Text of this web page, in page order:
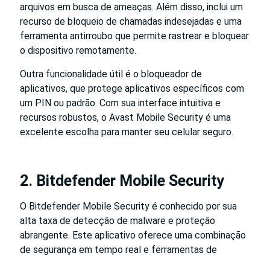
arquivos em busca de ameaças. Além disso, inclui um
recurso de bloqueio de chamadas indesejadas e uma
ferramenta antirroubo que permite rastrear e bloquear
o dispositivo remotamente.
Outra funcionalidade útil é o bloqueador de
aplicativos, que protege aplicativos específicos com
um PIN ou padrão. Com sua interface intuitiva e
recursos robustos, o Avast Mobile Security é uma
excelente escolha para manter seu celular seguro.
2. Bitdefender Mobile Security
O Bitdefender Mobile Security é conhecido por sua
alta taxa de detecção de malware e proteção
abrangente. Este aplicativo oferece uma combinação
de segurança em tempo real e ferramentas de